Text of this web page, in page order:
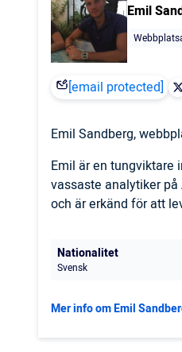
Emil
[email protected]
Emil Sandberg,
Emil är en tungviktare
vassaste analytiker
och är erkänd för att
Nationalitet
Svensk
Mer info om Emil